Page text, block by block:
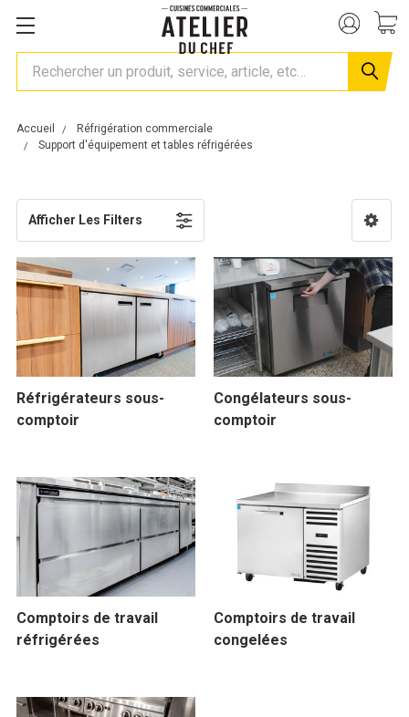
Rechercher
Accueil
Réfrigération commerciale
Support d'équipement et tables réfrigérées
Afficher Les Filters
Réfrigérateurs sous-
comptoir
Congélateurs sous-
comptoir
Comptoirs de travail
réfrigérées
Comptoirs de travail
congelées